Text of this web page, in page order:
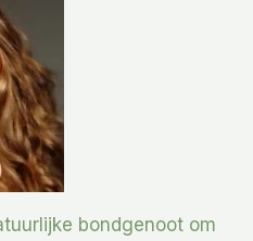
bondgenoot om